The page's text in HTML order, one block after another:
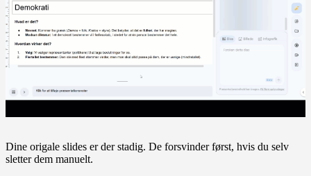
Dine origale slides er der stadig. De forsvinder først, hvis du selv
sletter dem manuelt.